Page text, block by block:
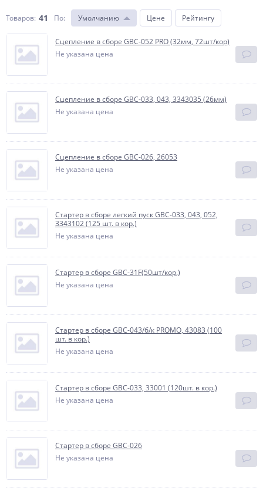
Товаров: 41 По: Умолчанию Цене Рейтингу
Сцепление в сборе GBC-052 PRO (32мм, 72шт/кор)
Не указана цена
Сцепление в сборе GBC-033, 043, 3343035 (26мм)
Не указана цена
Сцепление в сборе GBC-026, 26053
Не указана цена
Стартер в сборе легкий пуск GBC-033, 043, 052,
3343102 (125 шт. в кор.)
Не указана цена
Стартер в сборе GBC-31F(50шт/кор.)
Не указана цена
Стартер в сборе GBC-043/б/к PROMO, 43083 (100
шт. в кор.)
Не указана цена
Стартер в сборе GBC-033, 33001 (120шт. в кор.)
Не указана цена
Стартер в сборе GBC-026
Не указана цена